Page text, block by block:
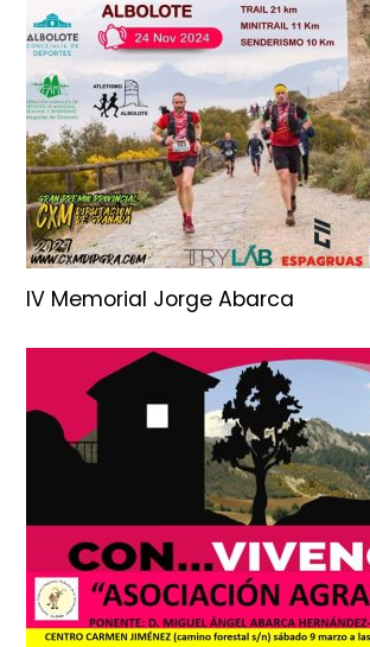
IV Memorial Jorge Abarca